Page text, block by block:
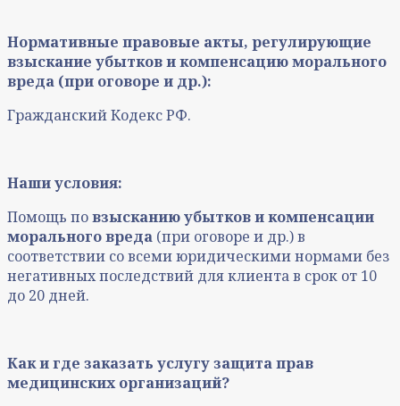
Нормативные правовые акты, регулирующие
взыскание убытков и компенсацию морального
вреда (при оговоре и др.):
Гражданский Кодекс РФ.
Наши условия:
Помощь повзысканию убытков и компенсации
морального вреда (при оговоре и др.) в
соответствии со всеми юридическими нормами без
негативных последствий для клиента в срок от 10
до 20 дней.
Как и где заказать услугу защита прав
медицинских организаций?